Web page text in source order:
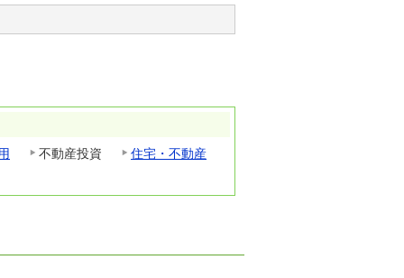
不動産投資 住宅・不動産